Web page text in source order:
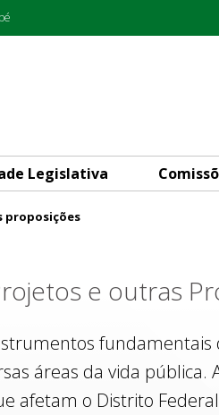
Legislativa
proposições
e outras
áreas da vida pública.
afetam o Distrito